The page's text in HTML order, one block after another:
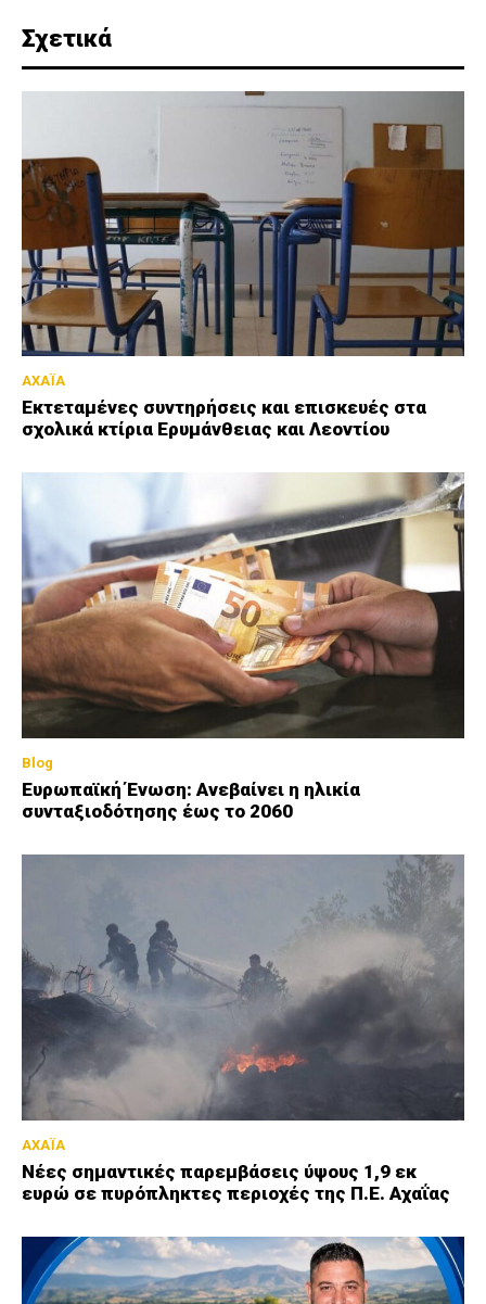
Σχετικά
ΑΧΑΪΑ
Εκτεταμένες συντηρήσεις και επισκευές στα
σχολικά κτίρια Ερυμάνθειας και Λεοντίου
Blog
Ευρωπαϊκή Ένωση: Ανεβαίνει η ηλικία
συνταξιοδότησης έως το 2060
ΑΧΑΪΑ
Νέες σημαντικές παρεμβάσεις ύψους 1,9 εκ
ευρώ σε πυρόπληκτες περιοχές της Π.Ε. Αχαΐας